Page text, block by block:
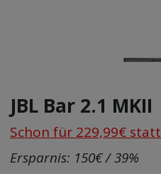
JBL Bar 2.1 MKII
Schon für 229,99€
Ersparnis: 150€ / 39%